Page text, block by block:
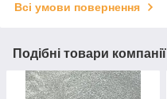
Всі умови повернення
Подібні товари компанії